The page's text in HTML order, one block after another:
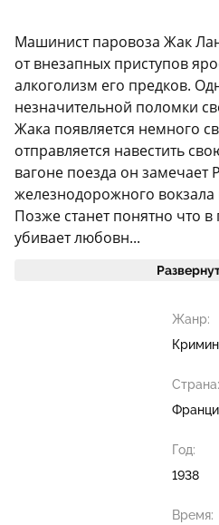
Машинист паровоза Жак
от внезапных приступов
алкоголизм его предков.
незначительной поломки
Жака появляется немного
отправляется навестить
вагоне поезда он замечает
железнодорожного вокзала
Позже станет понятно что
убивает любовн...
Жанр:
Страна:
Год:
1938
Время: